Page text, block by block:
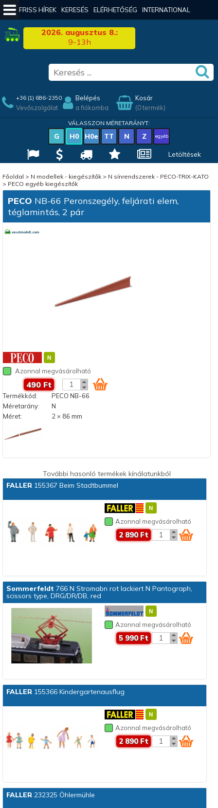
FRISS HÍREK KERESÉS ELÉRHETŐSÉG INTERNATIONAL
2026. augusztus 8.:
9-13h
+36 (1) 686-2350
Vevőszolgálat
Belépés
a fiókomba
Kosár
(0 termék)
VÁLASSZON MÉRETARÁNYT:
G H0 H0e TT N Z egyéb
Letöltések
Főoldal > N modellek - kiegészítők> N sínrendszerek - PECO-TRIX-KATO
> PECO egyéb kiegészítők
PECO NB-66 Peronszegély, feljárati elem,
téglamintás, 2 pár
Azonnal megvásárolható
490 Ft
Termékkód:
PECO NB-66
Méretarány:
N
Méret:
2 × 86 mm
További hasonló termékek kínálatunkból
FALLER155367 Beim Stadtbummel
Azonnal megvásárolható
2 890 Ft
Sommerfeldt 766 N Stromabn rot lackiert N Pantograph,
scissors type, DRG/DR/DB, red
Azonnal megvásárolható
5 990 Ft
FALLER155366 Kindergartenausflug
Azonnal megvásárolható
2 890 Ft
FALLER232325 Öhlermühle